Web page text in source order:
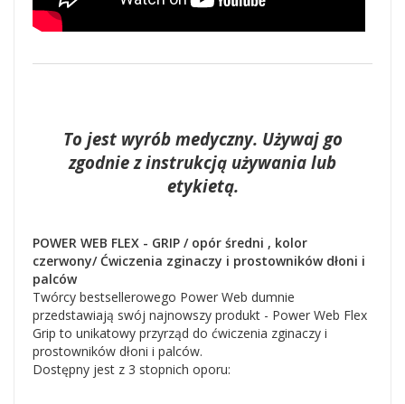
To jest wyrób medyczny. Używaj go
zgodnie z instrukcją używania lub
etykietą.
POWER WEB FLEX - GRIP / opór średni , kolor
czerwony/ Ćwiczenia zginaczy i prostowników dłoni i
palców
Twórcy bestsellerowego Power Web dumnie
przedstawiają swój najnowszy produkt - Power Web Flex
Grip to unikatowy przyrząd do ćwiczenia zginaczy i
prostowników dłoni i palców.
Dostępny jest z 3 stopnich oporu: